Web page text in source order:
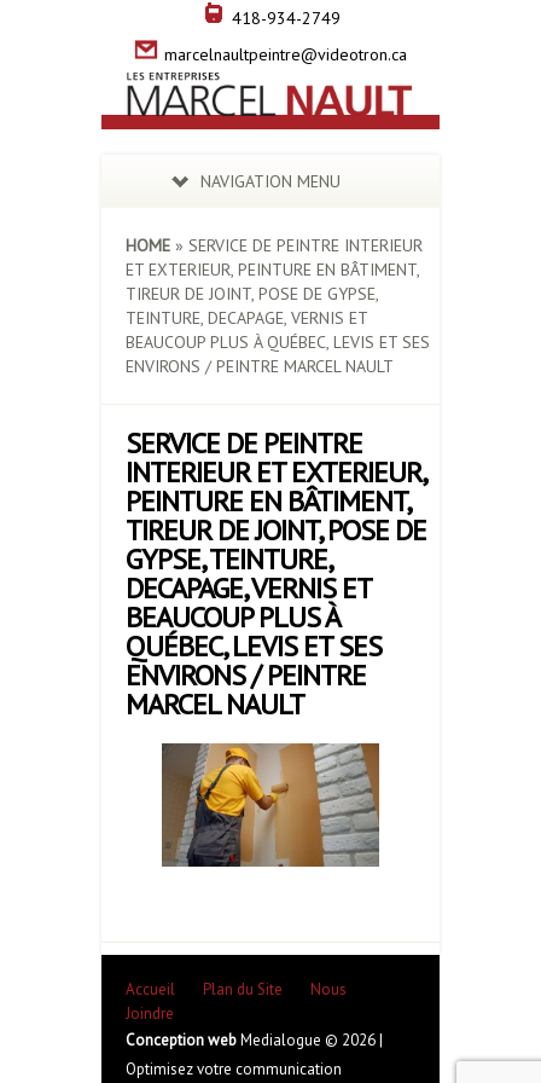
418-934-2749
marcelnaultpeintre@videotron.ca
NAVIGATION MENU
HOME » SERVICE DE PEINTRE INTERIEUR
ET EXTERIEUR, PEINTURE EN BÂTIMENT,
TIREUR DE JOINT, POSE DE GYPSE,
TEINTURE, DECAPAGE, VERNIS ET
BEAUCOUP PLUS À QUÉBEC, LEVIS ET SES
ENVIRONS / PEINTRE MARCEL NAULT
SERVICE DE PEINTRE
INTERIEUR ET EXTERIEUR,
PEINTURE EN BÂTIMENT,
TIREUR DE JOINT, POSE DE
GYPSE, TEINTURE,
DECAPAGE, VERNIS ET
BEAUCOUP PLUS À
QUÉBEC, LEVIS ET SES
ENVIRONS / PEINTRE
MARCEL NAULT
Accueil Plan du Site
Nous
Joindre
Conception webMedialogue © 2026 |
Optimisez votre communication